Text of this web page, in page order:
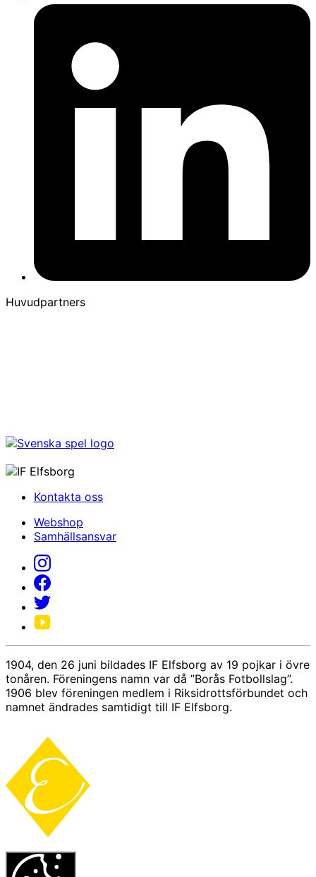
Huvudpartners
Kontakta oss
Webshop
Samhällsansvar
1904, den 26 juni bildades IF Elfsborg av 19 pojkar i övre
tonåren. Föreningens namn var då ”Borås Fotbollslag”.
1906 blev föreningen medlem i Riksidrottsförbundet och
namnet ändrades samtidigt till IF Elfsborg.